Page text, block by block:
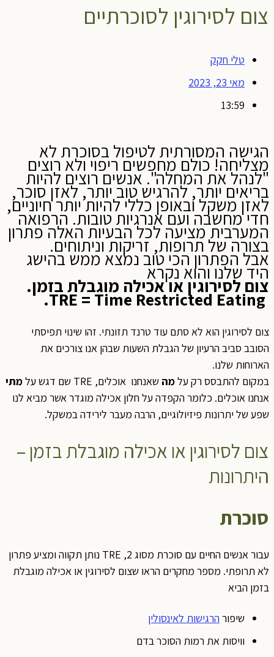
צום לסירוגין לסוכרתיים
טלי חקק
מאי 23, 2023
13:59
הגישה המסורתית לטיפול בסוכרת לא
מצליחה! כולם מחפשים ריפוי ולא רוצים
"לנהל את המחלה". אנשים רוצים להיות
בריאים יותר, להרגיש טוב יותר, לאזן סוכר,
לאזן משקל ובאופן כללי להיות יותר חיוניים,
חדי מחשבה ועם אנרגיות טובות. הרפואה
המערבית מציעה לכל הבעיות האלה פתרון
בצורה של תרופות, זריקות וניתוחים.
אבל הפתרון הכי טוב נמצא ממש בהישג
היד שלנו והוא נקרא
צום לסירוגין או אכילה מוגבלת בזמן.
TRE=Time Restricted Eating
.
צום לסירוגין הוא לא סתם עוד טרנד תזונתי. זהו שינוי תפיסתי
הסובב סביב הרעיון של הגבלת השעות שבהן אנו צורכים את
הארוחות שלנו.
במקום להתבסס רק עלמהשאנחנו אוכלים, TRE שם דגש על
מתי
אנחנו אוכלים. כלומר הקפדה על חלון אכילה מוגדר אשר מביא לנו
שפע של יתרונות פיזיולוגיים, הרבה מעבר לירידה במשקל.
צום לסירוגין או אכילה מוגבלת בזמן –
היתרונות
סוכרת
עבור אנשים החיים עם סוכרת מסוג 2, TRE נותן תקווה ומציע פתרון
לא תרופתי. מספר מחקרים הראו שצום לסירוגין או אכילה מוגבלת
בזמן הביא
שיפורהרגישות לאינסולין
וויסות את רמות הסוכר בדם